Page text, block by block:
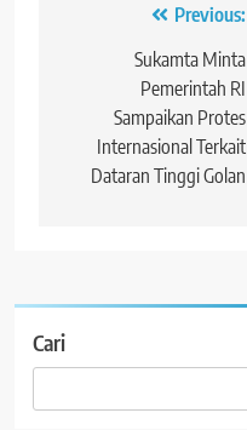
Navigasi Previous:
Sukamta Minta
Pemerintah RI
Sampaikan Protes
Internasional Terkait
Dataran Tinggi Golan
Cari